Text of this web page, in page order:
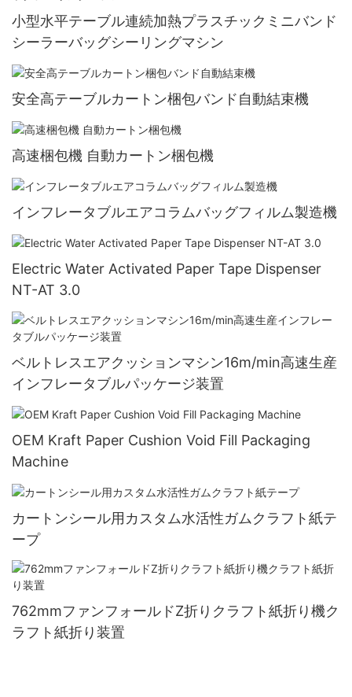
小型水平テーブル連続加熱プラスチックミニバンド
シーラーバッグシーリングマシン
安全高テーブルカートン梱包バンド自動結束機
高速梱包機 自動カートン梱包機
インフレータブルエアコラムバッグフィルム製造機
Electric Water Activated Paper Tape Dispenser
NT-AT 3.0
ベルトレスエアクッションマシン16m/min高速生産
インフレータブルパッケージ装置
OEM Kraft Paper Cushion Void Fill Packaging
Machine
カートンシール用カスタム水活性ガムクラフト紙テ
ープ
762mmファンフォールドZ折りクラフト紙折り機ク
ラフト紙折り装置